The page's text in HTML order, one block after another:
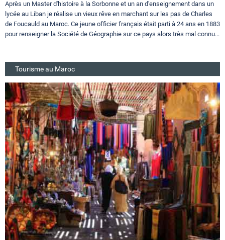
Après un Master d'histoire à la Sorbonne et un an d'enseignement dans un
lycée au Liban je réalise un vieux rêve en marchant sur les pas de Charles
de Foucauld au Maroc. Ce jeune officier français était parti à 24 ans en 1883
pour renseigner la Société de Géographie sur ce pays alors très mal connu...
Tourisme au Maroc